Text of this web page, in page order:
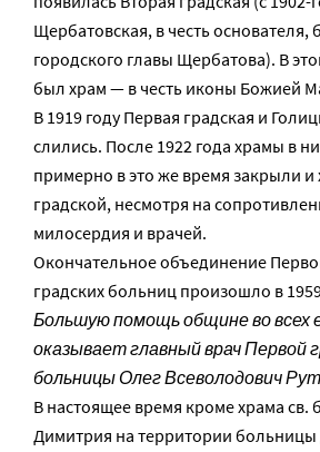
Щербатовская, в честь основателя,
городского главы Щербатова). В
был храм — в честь иконы Божией
В 1919 году Первая градская и
слились. После 1922 года храмы в
примерно в это же время закрыли
градской, несмотря на
милосердия и врачей.
Окончательное объединение
градских больниц произошло в
Большую помощь общине во всех
оказывает главный врач Первой
больницы Олег Всеволодович
В настоящее время кроме храма св.
Димитрия на территории больницы